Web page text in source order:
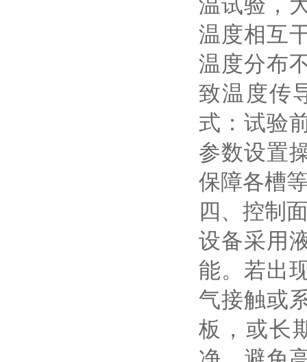
温度相互
温度分布
致温度传
式：试验
参数设置
保障各槽
四、控制
设备采用
能。若出
气接触或
板，或长